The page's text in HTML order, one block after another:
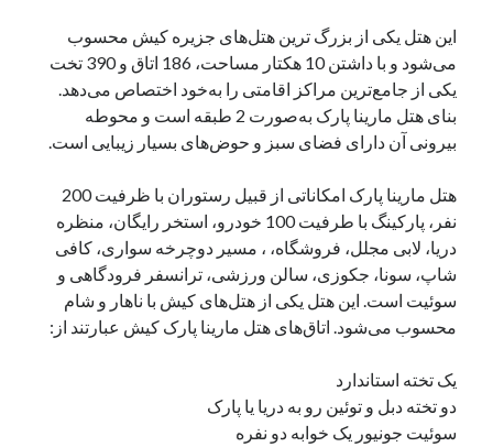
این هتل یکی از بزرگ ترین هتل‌های جزیره کیش محسوب
می‌شود و با داشتن 10 هکتار مساحت، 186 اتاق و 390 تخت
یکی از جامع‌ترین مراکز اقامتی را به‌خود اختصاص می‌دهد.
بنای هتل مارینا پارک به‌صورت 2 طبقه است و محوطه
بیرونی آن دارای فضای سبز و حوض‌های بسیار زیبایی است.
هتل مارینا پارک امکاناتی از قبیل رستوران با ظرفیت 200
نفر، پارکینگ با طرفیت 100 خودرو، استخر رایگان، منظره
دریا، لابی مجلل، فروشگاه، ، مسیر دوچرخه سواری، کافی
شاپ، سونا، جکوزی، سالن ورزشی، ترانسفر فرودگاهی و
سوئیت است. این هتل یکی از هتل‌های کیش با ناهار و شام
محسوب می‌شود. اتاق‌های هتل مارینا پارک کیش عبارتند از:
یک تخته استاندارد
دو تخته دبل و توئین رو به دریا یا پارک
سوئیت جونیور یک خوابه دو نفره